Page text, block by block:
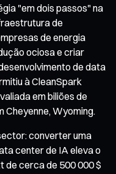
"em dois passos" na
de
de energia
ociosa e criar
de data
à CleanSpark
em biliões de
Cheyenne, Wyoming.
converter uma
center de IA eleva o
cerca de 500 000 $